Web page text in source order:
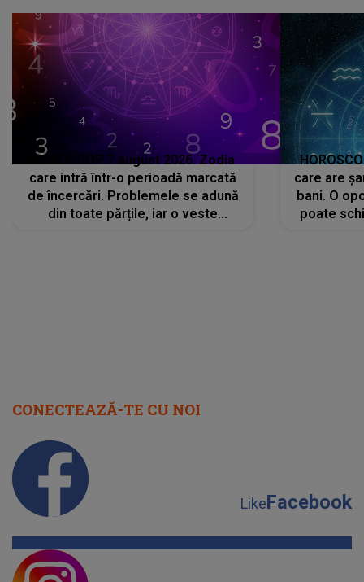
HOROSCOP 7 august 2026. Zodia
care intră într-o perioadă marcată
de încercări. Problemele se adună
din toate părțile, iar o veste
care are
bani. O
poate
CONECTEAZĂ-TE CU NOI
LikeFacebook